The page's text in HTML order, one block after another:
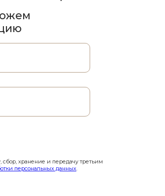
хранение и передачу третьим
персональных данных.